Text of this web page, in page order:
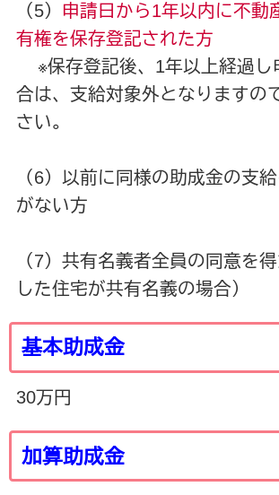
（5） 申請日から1年以内に不動
有権を保存登記された方
※保存登記後、1年以上経過し
合は、支給対象外となりますの
さい。
（6）以前に同様の助成金の支
がない方
（7）共有名義者全員の同意を
した住宅が共有名義の場合）
基本助成金
30万円
加算助成金